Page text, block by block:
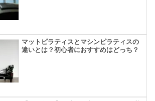
マットピラティスとマシンピラティスの
違いとは？初心者におすすめはどっち？